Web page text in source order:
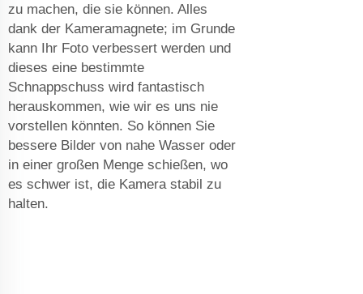
zu machen, die sie können. Alles
dank der Kameramagnete; im Grunde
kann Ihr Foto verbessert werden und
dieses eine bestimmte
Schnappschuss wird fantastisch
herauskommen, wie wir es uns nie
vorstellen könnten. So können Sie
bessere Bilder von nahe Wasser oder
in einer großen Menge schießen, wo
es schwer ist, die Kamera stabil zu
halten.